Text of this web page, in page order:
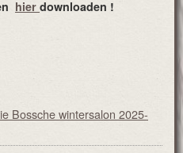
hier downloaden !
Bossche wintersalon 2025-